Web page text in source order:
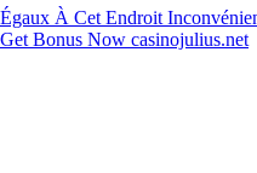
Égaux À Cet Endroit
Get Bonus Now casinojulius.net